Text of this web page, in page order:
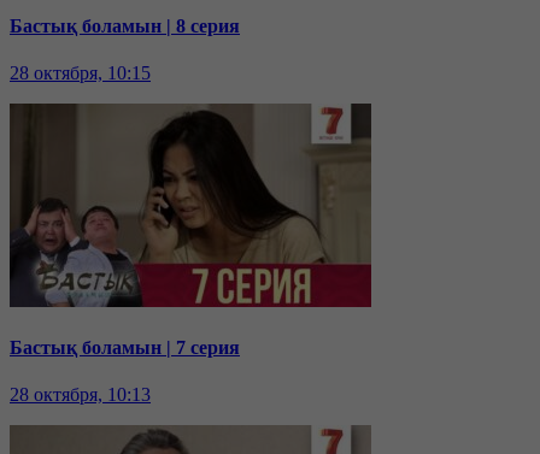
Бастық боламын | 8 серия
28 октября, 10:15
Бастық боламын | 7 серия
28 октября, 10:13